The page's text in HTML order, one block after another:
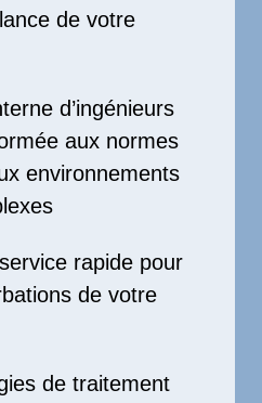
de votre
d’ingénieurs
aux normes
environnements
rapide pour
de votre
de traitement